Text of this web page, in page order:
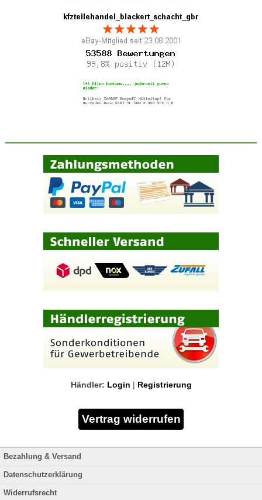
Händler: Login | Registrierung
Bezahlung & Versand
Datenschutzerklärung
Widerrufsrecht